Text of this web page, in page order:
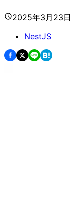
2025年3月23日
NestJS